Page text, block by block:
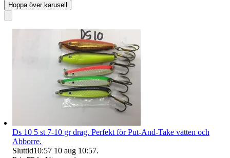
Hoppa över karusell
Ds 10 5 st 7-10 gr drag. Perfekt för Put-And-Take vatten och
Abborre.
Sluttid10:57 10 aug 10:57.